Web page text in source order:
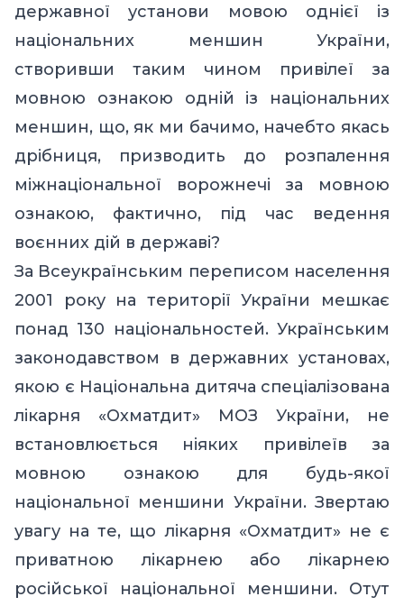
державної установи мовою однієї із
національних меншин України,
створивши таким чином привілеї за
мовною ознакою одній із національних
меншин, що, як ми бачимо, начебто якась
дрібниця, призводить до розпалення
міжнаціональної ворожнечі за мовною
ознакою, фактично, під час ведення
воєнних дій в державі?
За Всеукраїнським переписом населення
2001 року на території України мешкає
понад 130 національностей. Українським
законодавством в державних установах,
якою є Національна дитяча спеціалізована
лікарня «Охматдит» МОЗ України, не
встановлюється ніяких привілеїв за
мовною ознакою для будь-якої
національної меншини України. Звертаю
увагу на те, що лікарня «Охматдит» не є
приватною лікарнею або лікарнею
російської національної меншини. Отут